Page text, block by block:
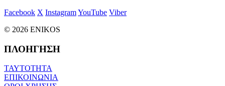
Facebook X InstagramYouTube Viber
© 2026 ENIKOS
ΠΛΟΗΓΗΣΗ
ΤΑΥΤΟΤΗΤΑ
ΕΠΙΚΟΙΝΩΝΙΑ